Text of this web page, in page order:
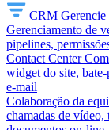
CRM Gerencie
Gerenciamento de
pipelines,
Contact Center
widget do site,
e-mail
Colaboração da
chamadas de vídeo,